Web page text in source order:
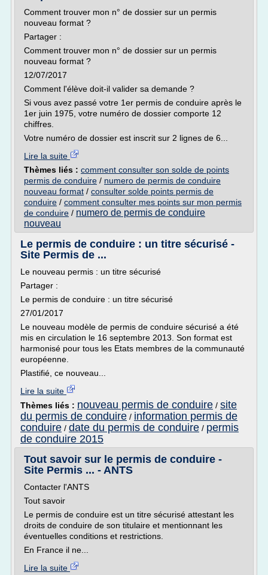
Comment trouver mon n° de dossier sur un permis
nouveau format ?
Partager :
Comment trouver mon n° de dossier sur un permis
nouveau format ?
12/07/2017
Comment l'élève doit-il valider sa demande ?
Si vous avez passé votre 1er permis de conduire après le
1er juin 1975, votre numéro de dossier comporte 12
chiffres.
Votre numéro de dossier est inscrit sur 2 lignes de 6...
Lire la suite
Thèmes liés : comment consulter son solde de points
permis de conduire / numero de permis de conduire
nouveau format / consulter solde points permis de
conduire / comment consulter mes points sur mon permis
de conduire / numero de permis de conduire
nouveau
Le permis de conduire : un titre sécurisé -
Site Permis de ...
Le nouveau permis : un titre sécurisé
Partager :
Le permis de conduire : un titre sécurisé
27/01/2017
Le nouveau modèle de permis de conduire sécurisé a été
mis en circulation le 16 septembre 2013. Son format est
harmonisé pour tous les Etats membres de la communauté
européenne.
Plastifié, ce nouveau...
Lire la suite
Thèmes liés : nouveau permis de conduire / site
du permis de conduire / information permis de
conduire / date du permis de conduire / permis
de conduire 2015
Tout savoir sur le permis de conduire -
Site Permis ... - ANTS
Contacter l'ANTS
Tout savoir
Le permis de conduire est un titre sécurisé attestant les
droits de conduire de son titulaire et mentionnant les
éventuelles conditions et restrictions.
En France il ne...
Lire la suite